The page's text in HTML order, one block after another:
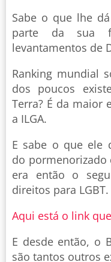
Sabe o que lhe
parte da sua
levantamentos de
Ranking mundial
dos poucos
Terra? É da maior
a ILGA.
E sabe o que ele
do pormenorizado
era então o
direitos para LGBT.
Aqui está o link
E desde então, o
são tantos outros